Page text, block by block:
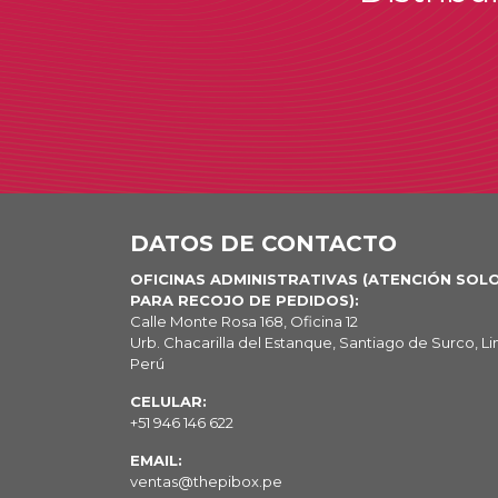
DATOS DE CONTACTO
OFICINAS ADMINISTRATIVAS (ATENCIÓN
PARA RECOJO DE PEDIDOS):
Calle Monte Rosa 168, Oficina 12
Urb. Chacarilla del Estanque, Santiago de Surco,
Perú
CELULAR:
+51 946 146 622
EMAIL:
ventas@thepibox.pe